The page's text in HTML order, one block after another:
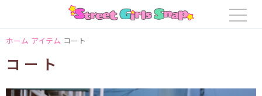
ホーム アイテム コート
コート